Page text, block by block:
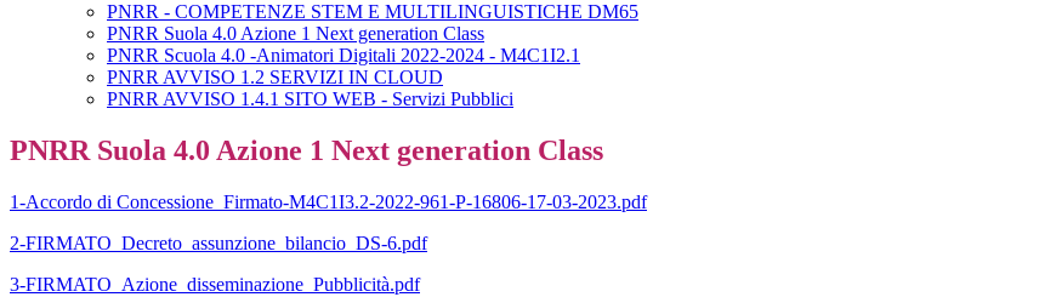
PNRR - COMPETENZE STEM E MULTILINGUISTICHE DM65
PNRR Suola 4.0 Azione 1 Next generation Class
PNRR Scuola 4.0 -Animatori Digitali 2022-2024 - M4C1I2.1
PNRR AVVISO 1.2 SERVIZI IN CLOUD
PNRR AVVISO 1.4.1 SITO WEB - Servizi Pubblici
PNRR Suola 4.0 Azione 1 Next generation Class
1-Accordo di Concessione_Firmato-M4C1I3.2-2022-961-P-16806-17-03-2023.pdf
2-FIRMATO_Decreto_assunzione_bilancio_DS-6.pdf
3-FIRMATO_Azione_disseminazione_Pubblicità.pdf